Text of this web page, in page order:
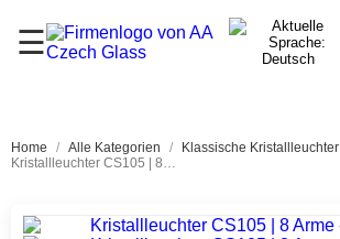
☰
Home / Alle Kategorien / Klassische Kristallleuchter
Kristallleuchter CS105 | 8 Arme